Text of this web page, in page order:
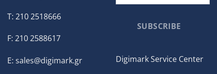
T: 210 2518666
F: 210 2588617
E: sales@digimark.gr
SUBSCRIBE
Digimark Service Center